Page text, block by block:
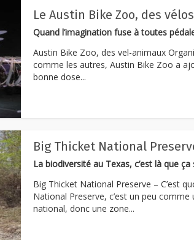
Le Austin Bike Zoo, des
Quand l’imagination fuse à toutes
Austin Bike Zoo, des vel-animaux
comme les autres, Austin Bike Zoo a
bonne dose...
Big Thicket National
La biodiversité au Texas, c’est là que ça
Big Thicket National Preserve – C’est
National Preserve, c’est un peu comme
national, donc une zone...